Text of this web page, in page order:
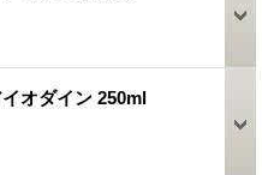
オダイン 250ml